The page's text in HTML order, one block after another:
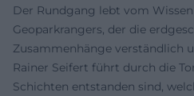
Der Rundgang lebt vom
Geoparkrangers, der die
Zusammenhänge verständlich
Rainer Seifert führt durch die
Schichten entstanden sind,